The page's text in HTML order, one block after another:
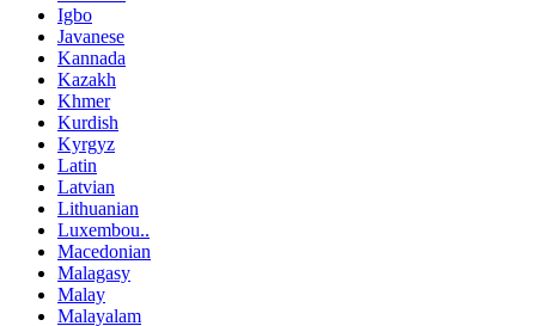
Igbo
Javanese
Kannada
Kazakh
Khmer
Kurdish
Kyrgyz
Latin
Latvian
Lithuanian
Luxembou..
Macedonian
Malagasy
Malay
Malayalam